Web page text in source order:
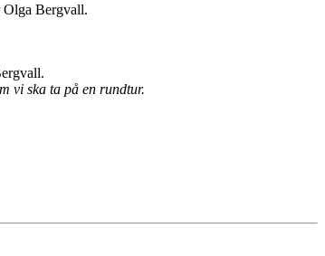
Olga Bergvall.
vi ska ta på en rundtur.